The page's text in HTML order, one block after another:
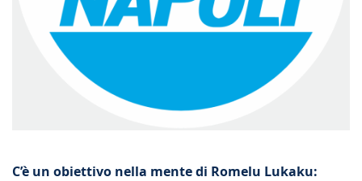
C’è un obiettivo nella mente di Romelu Lukaku: